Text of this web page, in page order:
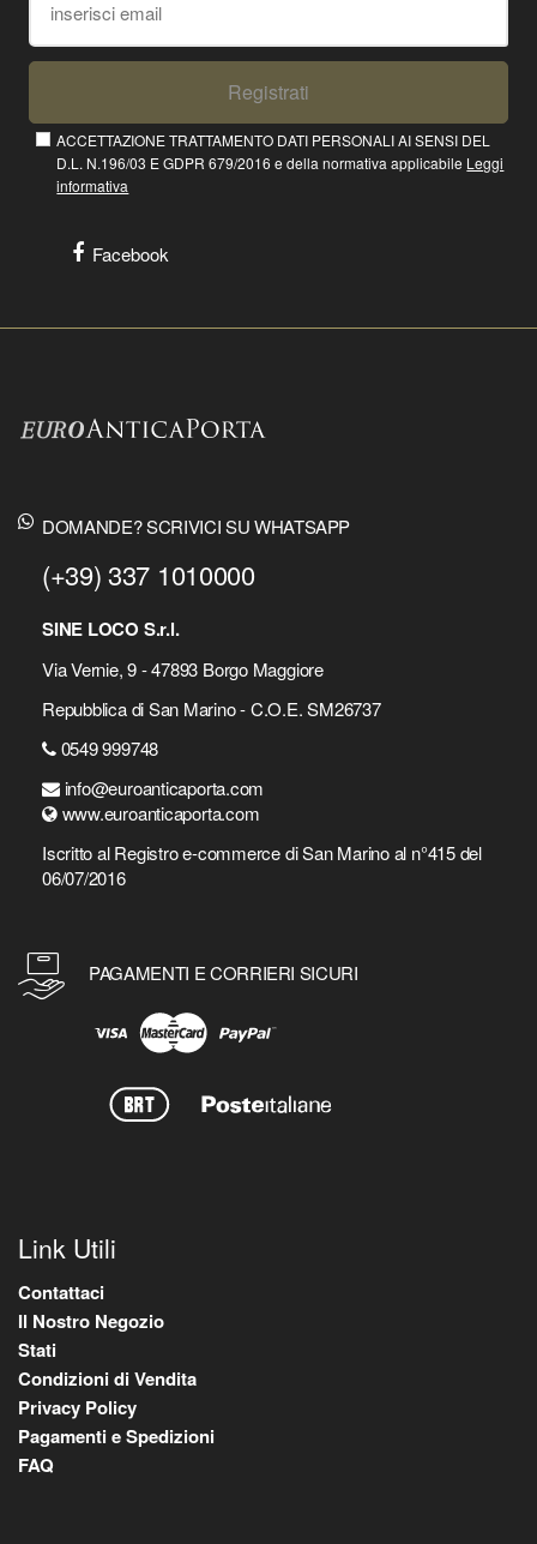
Registrati
ACCETTAZIONE TRATTAMENTO DATI PERSONALI AI SENSI DEL
D.L. N.196/03 E GDPR 679/2016 e della normativa applicabile Leggi
informativa
Facebook
DOMANDE? SCRIVICI SU WHATSAPP
(+39) 337 1010000
SINE LOCO S.r.l.
Via Vernie, 9 - 47893 Borgo Maggiore
Repubblica di San Marino - C.O.E. SM26737
0549 999748
info@euroanticaporta.com
www.euroanticaporta.com
Iscritto al Registro e-commerce di San Marino al n°415 del
06/07/2016
PAGAMENTI E CORRIERI SICURI
Link Utili
Contattaci
Il Nostro Negozio
Stati
Condizioni di Vendita
Privacy Policy
Pagamenti e Spedizioni
FAQ